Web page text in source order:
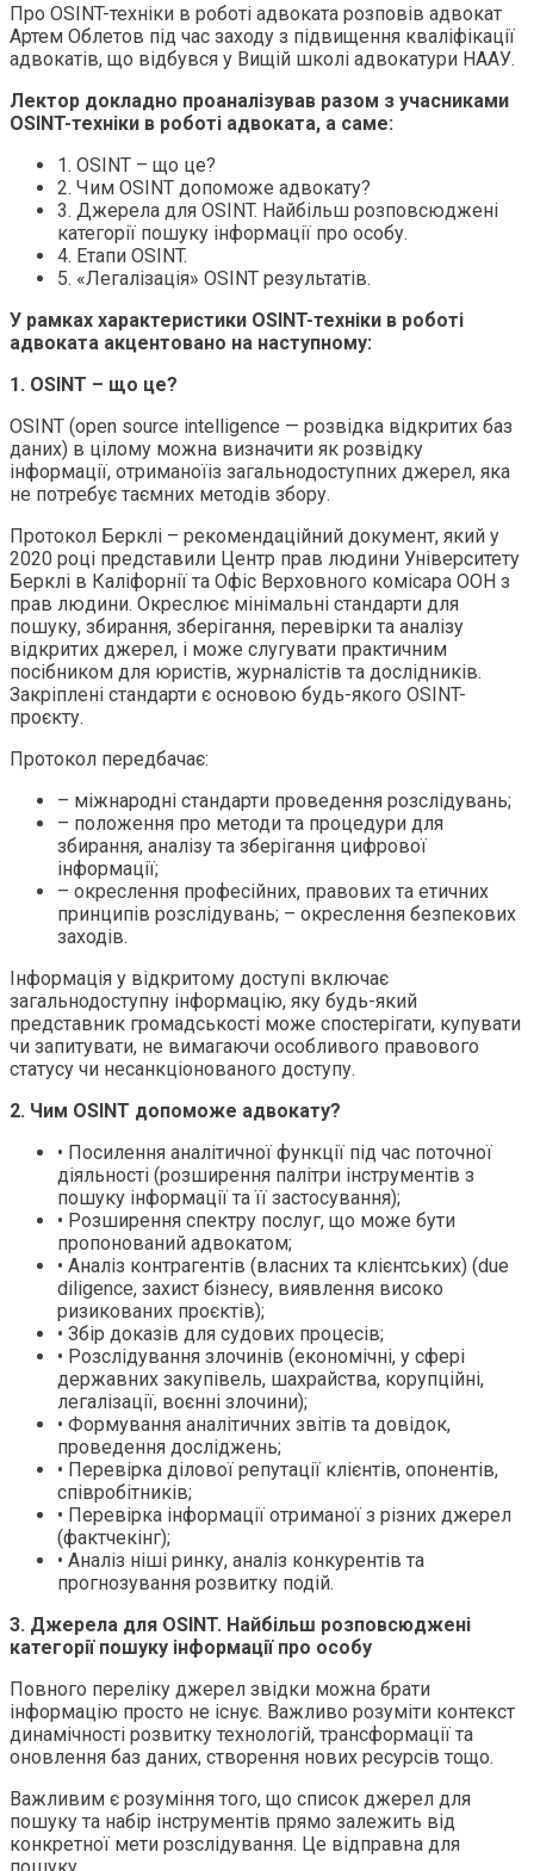
Про OSINT-техніки в роботі адвоката розповів адвокат
Артем Облетов під час заходу з підвищення кваліфікації
адвокатів, що відбувся у Вищій школі адвокатури НААУ.
Лектор докладно проаналізував разом з учасниками
OSINT-техніки в роботі адвоката, а саме:
1. OSINT – що це?
2. Чим OSINT допоможе адвокату?
3. Джерела для OSINT. Найбільш розповсюджені
категорії пошуку інформації про особу.
4. Етапи OSINT.
5. «Легалізація» OSINT результатів.
У рамках характеристики OSINT-техніки в роботі
адвоката акцентовано на наступному:
1. OSINT – що це?
OSINT (open source intelligence — розвідка відкритих баз
даних) в цілому можна визначити як розвідку
інформації, отриманоїіз загальнодоступних джерел, яка
не потребує таємних методів збору.
Протокол Берклі – рекомендаційний документ, який у
2020 році представили Центр прав людини Університету
Берклі в Каліфорнії та Офіс Верховного комісара ООН з
прав людини. Окреслює мінімальні стандарти для
пошуку, збирання, зберігання, перевірки та аналізу
відкритих джерел, і може слугувати практичним
посібником для юристів, журналістів та дослідників.
Закріплені стандарти є основою будь-якого OSINT-
проєкту.
Протокол передбачає:
– міжнародні стандарти проведення розслідувань;
– положення про методи та процедури для
збирання, аналізу та зберігання цифрової
інформації;
– окреслення професійних, правових та етичних
принципів розслідувань; – окреслення безпекових
заходів.
Інформація у відкритому доступі включає
загальнодоступну інформацію, яку будь-який
представник громадськості може спостерігати, купувати
чи запитувати, не вимагаючи особливого правового
статусу чи несанкціонованого доступу.
2. Чим OSINT допоможе адвокату?
• Посилення аналітичної функції під час поточної
діяльності (розширення палітри інструментів з
пошуку інформації та її застосування);
• Розширення спектру послуг, що може бути
пропонований адвокатом;
• Аналіз контрагентів (власних та клієнтських) (due
diligence, захист бізнесу, виявлення високо
ризикованих проєктів);
• Збір доказів для судових процесів;
• Розслідування злочинів (економічні, у сфері
державних закупівель, шахрайства, корупційні,
легалізації, воєнні злочини);
• Формування аналітичних звітів та довідок,
проведення досліджень;
• Перевірка ділової репутації клієнтів, опонентів,
співробітників;
• Перевірка інформації отриманої з різних джерел
(фактчекінг);
• Аналіз ніші ринку, аналіз конкурентів та
прогнозування розвитку подій.
3. Джерела для OSINT. Найбільш розповсюджені
категорії пошуку інформації про особу
Повного переліку джерел звідки можна брати
інформацію просто не існує. Важливо розуміти контекст
динамічності розвитку технологій, трансформації та
оновлення баз даних, створення нових ресурсів тощо.
Важливим є розуміння того, що список джерел для
пошуку та набір інструментів прямо залежить від
конкретної мети розслідування. Це відправна для